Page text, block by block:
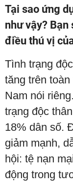
Tại sao ứng
như vậy?
điều thú vị
Tình trạng
tăng trên
Nam nói
trạng độc
18% dân số.
giảm mạnh,
hội: tệ nạn
động trong